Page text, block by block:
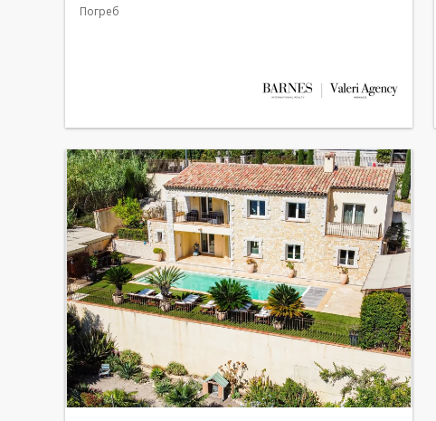
Погреб